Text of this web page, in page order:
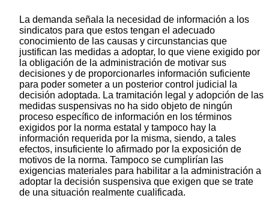
La demanda señala la necesidad de información a los
sindicatos para que estos tengan el adecuado
conocimiento de las causas y circunstancias que
justifican las medidas a adoptar, lo que viene exigido por
la obligación de la administración de motivar sus
decisiones y de proporcionarles información suficiente
para poder someter a un posterior control judicial la
decisión adoptada. La tramitación legal y adopción de las
medidas suspensivas no ha sido objeto de ningún
proceso específico de información en los términos
exigidos por la norma estatal y tampoco hay la
información requerida por la misma, siendo, a tales
efectos, insuficiente lo afirmado por la exposición de
motivos de la norma. Tampoco se cumplirían las
exigencias materiales para habilitar a la administración a
adoptar la decisión suspensiva que exigen que se trate
de una situación realmente cualificada.